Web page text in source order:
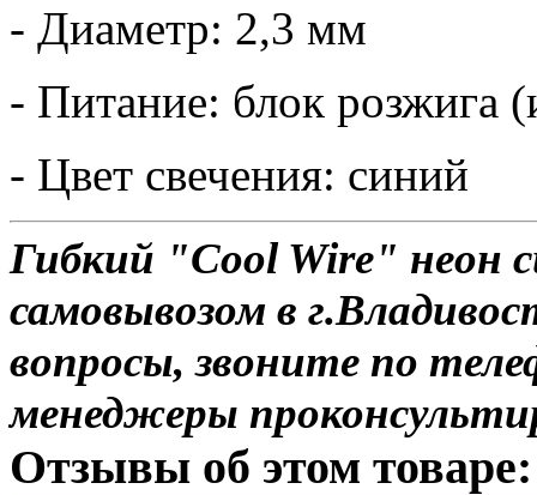
- Диаметр: 2,3 мм
- Питание: блок розжига
- Цвет свечения: синий
Гибкий "Cool Wire" неон
самовывозом в
вопросы, звоните по
менеджеры
Отзывы об этом товаре: